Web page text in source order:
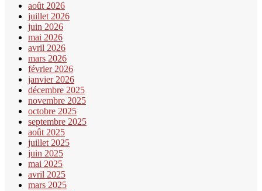
août 2026
juillet 2026
juin 2026
mai 2026
avril 2026
mars 2026
février 2026
janvier 2026
décembre 2025
novembre 2025
octobre 2025
septembre 2025
août 2025
juillet 2025
juin 2025
mai 2025
avril 2025
mars 2025